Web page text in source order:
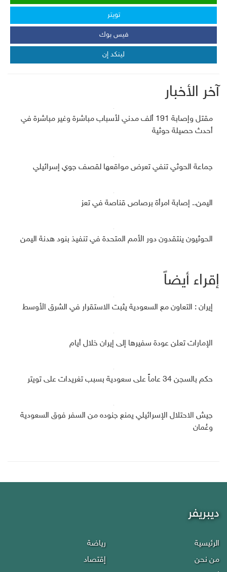
تويتر
فيس بوك
لينكد إن
آخر الأخبار
مقتل وإصابة 191 ألف مدني لأسباب مباشرة وغير مباشرة في
أحدث حصيلة حوثية
جماعة الحوثي تنفي تعرض مواقعها لقصف جوي إسرائيلي
اليمن.. إصابة امرأة برصاص قناصة في تعز
الحوثيون ينتقدون دور الأمم المتحدة في تنفيذ بنود هدنة اليمن
إقراء أيضاً
إيران : التعاون مع السعودية يثبت الاستقرار في الشرق الأوسط
الإمارات تعلن عودة سفيرها إلى إيران خلال أيام
حكم بالسجن 34 عاماً على سعودية بسبب تغريدات على تويتر
جيش الاحتلال الإسرائيلي يمنع جنوده من السفر فوق السعودية
وعُمان
ديبريفر
الرئيسية
من نحن
رياضة
إقتصاد